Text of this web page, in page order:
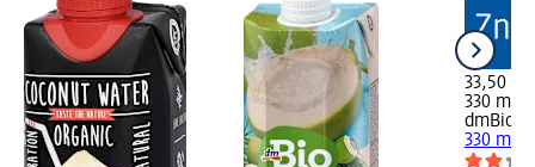
33,50 Kč
330 ml
dmBio
330 ml